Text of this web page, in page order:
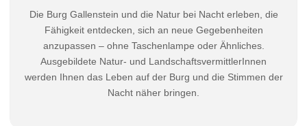
Die Burg Gallenstein und die Natur bei Nacht erleben, die
Fähigkeit entdecken, sich an neue Gegebenheiten
anzupassen – ohne Taschenlampe oder Ähnliches.
Ausgebildete Natur- und LandschaftsvermittlerInnen
werden Ihnen das Leben auf der Burg und die Stimmen der
Nacht näher bringen.